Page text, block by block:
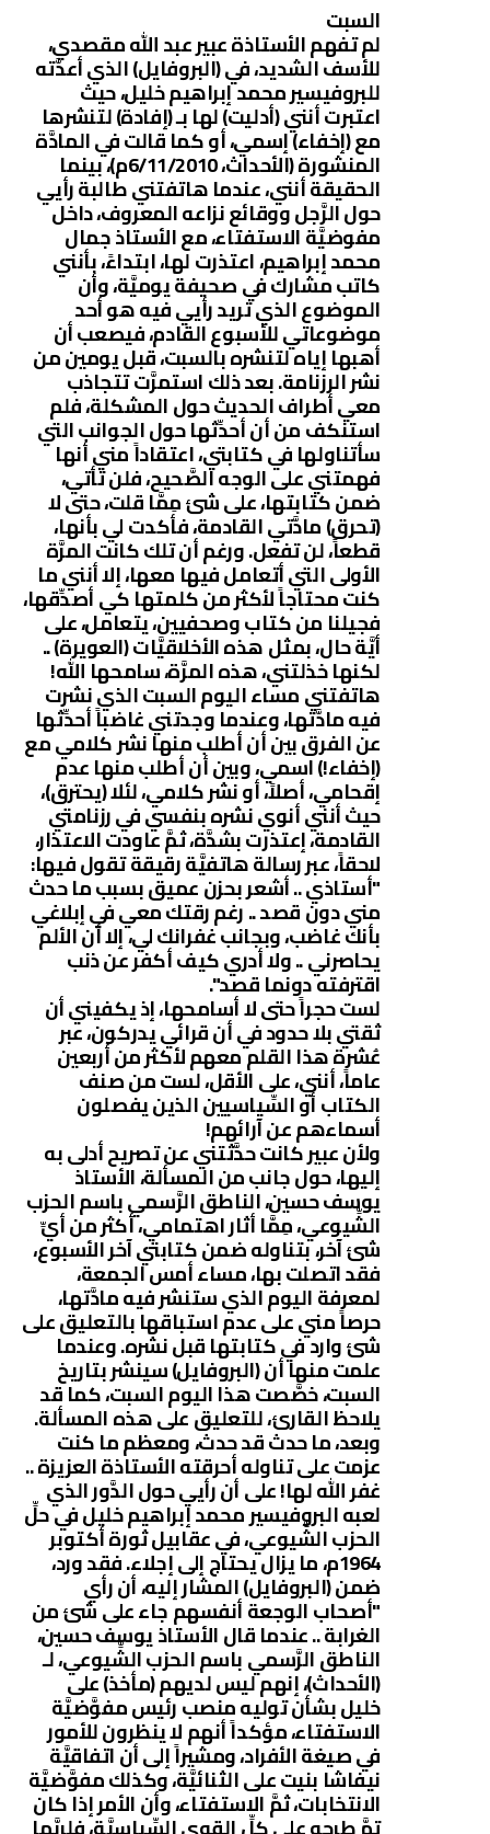
السبت
لم تفهم الأستاذة عبير عبد الله مقصدي،
للأسف الشديد، في (البروفايل) الذي أعدَّته
للبروفيسير محمد إبراهيم خليل، حيث
اعتبرت أنني (أدليت) لها بـ (إفادة) لتنشرها
مع (إخفاء) إسمي، أو كما قالت في المادَّة
المنشورة (الأحداث، 6/11/2010م)، بينما
الحقيقة أنني، عندما هاتفتني طالبة رأيي
حول الرَّجل ووقائع نزاعه المعروف، داخل
مفوضيَّة الاستفتاء، مع الأستاذ جمال
محمد إبراهيم، اعتذرت لها، ابتداءً، بأنني
كاتب مشارك في صحيفة يوميَّة، وأن
الموضوع الذي تريد رأيي فيه هو أحد
موضوعاتي للأسبوع القادم، فيصعب أن
أهبها إياه لتنشره بالسبت، قبل يومين من
نشر الرزنامة. بعد ذلك استمرَّت تتجاذب
معي أطراف الحديث حول المشكلة، فلم
استنكف من أن أحدِّثها حول الجوانب التي
سأتناولها في كتابتي، اعتقاداً مني أنها
فهمتني على الوجه الصَّحيح، فلن تأتي،
ضمن كتابتها، على شئ مِمَّا قلت، حتى لا
(تحرق) مادَّتي القادمة، فأكدت لي بأنها،
قطعاً، لن تفعل. ورغم أن تلك كانت المرَّة
الأولى التي أتعامل فيها معها، إلا أنني ما
كنت محتاجاً لأكثر من كلمتها كي أصدِّقها،
فجيلنا من كتاب وصحفيين، يتعامل، على
أيَّة حال، بمثل هذه الأخلاقيَّات (العويرة) ..
لكنها خذلتني، هذه المرَّة، سامحها الله!
هاتفتني مساء اليوم السبت الذي نشرت
فيه مادَّتها، وعندما وجدتني غاضباً أحدِّثها
عن الفرق بين أن أطلب منها نشر كلامي مع
(إخفاء!) اسمي، وبين أن أطلب منها عدم
إقحامي، أصلاً، أو نشر كلامي، لئلا (يحترق)،
حيث أنني أنوي نشره بنفسي في رزنامتي
القادمة، إعتذرت بشدَّة، ثمَّ عاودت الاعتذار،
لاحقاً، عبر رسالة هاتفيَّة رقيقة تقول فيها:
"أستاذي .. أشعر بحزن عميق بسبب ما حدث
مني دون قصد .. رغم رقتك معي في إبلاغي
بأنك غاضب، وبجانب غفرانك لي، إلا أن الألم
يحاصرني .. ولا أدري كيف أكفر عن ذنب
اقترفته دونما قصد".
لست حجراً حتى لا أسامحها، إذ يكفيني أن
ثقتي بلا حدود في أن قرائي يدركون، عبر
عُشرة هذا القلم معهم لأكثر من أربعين
عاماً، أنني، على الأقل، لست من صنف
الكتاب أو السِّياسيين الذين يفصلون
أسماءهم عن آرائهم!
ولأن عبير كانت حدَّثتني عن تصريح أدلى به
إليها، حول جانب من المسألة، الأستاذ
يوسف حسين، الناطق الرَّسمي باسم الحزب
الشِّيوعي، مِمَّا أثار اهتمامي، أكثر من أيِّ
شئ آخر، بتناوله ضمن كتابتي آخر الأسبوع،
فقد اتصلت بها، مساء أمس الجمعة،
لمعرفة اليوم الذي ستنشر فيه مادَّتها،
حرصاً مني على عدم استباقها بالتعليق على
شئ وارد في كتابتها قبل نشره. وعندما
علمت منها أن (البروفايل) سينشر بتاريخ
السبت، خصَّصت هذا اليوم السبت، كما قد
يلاحظ القارئ، للتعليق على هذه المسألة.
وبعد، ما حدث قد حدث، ومعظم ما كنت
عزمت على تناوله أحرقته الأستاذة العزيزة ..
غفر الله لها! على أن رأيي حول الدَّور الذي
لعبه البروفيسير محمد إبراهيم خليل في حلِّ
الحزب الشِّيوعي، في عقابيل ثورة أكتوبر
1964م، ما يزال يحتاج إلى إجلاء. فقد ورد،
ضمن (البروفايل) المشار إليه، أن رأي
"أصحاب الوجعة أنفسهم جاء على شئ من
الغرابة .. عندما قال الأستاذ يوسف حسين،
الناطق الرَّسمي باسم الحزب الشِّيوعي، لـ
(الأحداث)، إنهم ليس لديهم (مأخذ) على
خليل بشأن توليه منصب رئيس مفوَّضيَّة
الاستفتاء، مؤكداً أنهم لا ينظرون للأمور
في صيغة الأفراد، ومشيراً إلى أن اتفاقيَّة
نيفاشا بنيت على الثنائيَّة، وكذلك مفوَّضيَّة
الانتخابات، ثمَّ الاستفتاء، وأن الأمر إذا كان